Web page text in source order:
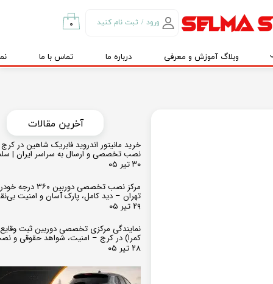
ورود / ثبت نام کنید
تغییر گذر واژه
۰
وبلاگ آموزش و معرفی درباره ما تماس با ما
خرید مانیتور اندروید فابریک شاهین در
نصب تخصصی و ارسال به سراسر ایران |
۳۰ تیر ۰۵
مرکز نصب تخصصی
تهران – دید کامل، پارک آسان و امنیت
۲۹ تیر ۰۵
نمایندگی مرکزی تخصصی دوربین ثبت
کمرا) در کرج – امنیت، شواهد حقوقی و
۲۸ تیر ۰۵
​​آخرین مقالات